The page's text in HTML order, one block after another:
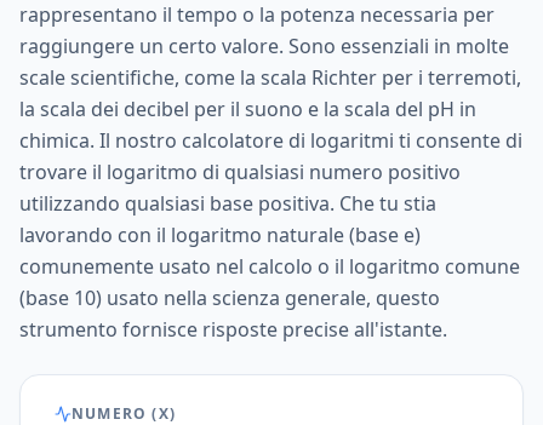
rappresentano il tempo o la potenza necessaria per
raggiungere un certo valore. Sono essenziali in molte
scale scientifiche, come la scala Richter per i terremoti,
la scala dei decibel per il suono e la scala del pH in
chimica. Il nostro calcolatore di logaritmi ti consente di
trovare il logaritmo di qualsiasi numero positivo
utilizzando qualsiasi base positiva. Che tu stia
lavorando con il logaritmo naturale (base e)
comunemente usato nel calcolo o il logaritmo comune
(base 10) usato nella scienza generale, questo
strumento fornisce risposte precise all'istante.
NUMERO (X)